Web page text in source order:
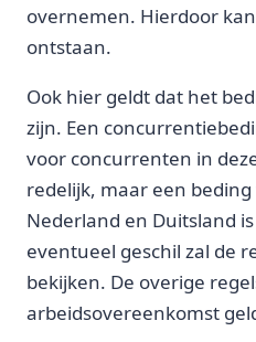
overnemen. Hierdoor
ontstaan.
Ook hier geldt dat het
zijn. Een
voor concurrenten in
redelijk, maar een
Nederland en Duitsland
eventueel geschil zal de
bekijken. De overige
arbeidsovereenkomst